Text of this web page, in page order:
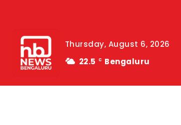
Thursday, August 6, 2026
22.5
C Bengaluru